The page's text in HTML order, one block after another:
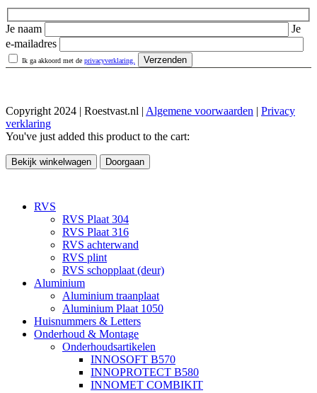
Je naam
Je
e-mailadres
Ik ga akkoord met de privacyverklaring.
Copyright 2024 | Roestvast.nl | Algemene voorwaarden | Privacy
verklaring
You've just added this product to the cart:
Bekijk winkelwagen Doorgaan
RVS
RVS Plaat 304
RVS Plaat 316
RVS achterwand
RVS plint
RVS schopplaat (deur)
Aluminium
Aluminium traanplaat
Aluminium Plaat 1050
Huisnummers & Letters
Onderhoud & Montage
Onderhoudsartikelen
INNOSOFT B570
INNOPROTECT B580
INNOMET COMBIKIT